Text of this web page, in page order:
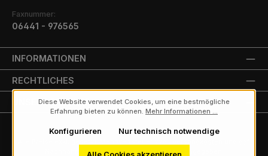
Faxnummer:
06441 - 976565
INFORMATIONEN
RECHTLICHES
UNSERE PARTNER
Nachnahmegebühren, wenn nicht anders angegeben.
Diese Website verwendet Cookies, um eine bestmögliche
Erfahrung bieten zu können. Mehr Informationen ...
Nur technisch notwendige
Konfigurieren